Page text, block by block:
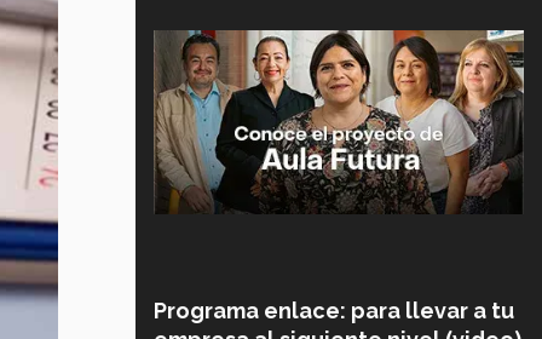
Programa enlace: para llevar a tu